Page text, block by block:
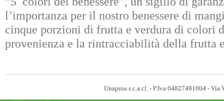
l’importanza per il nostro benessere di
cinque porzioni di frutta e verdura di colori
provenienza e la rintracciabilità della frutta
Unaproa s.c.a.r.l. - P.Iva 04827491004 -